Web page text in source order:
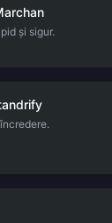
și sigur.